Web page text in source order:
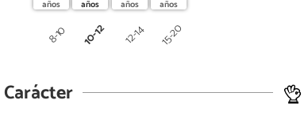
8-10 10-12 12-14 15-20
Carácter